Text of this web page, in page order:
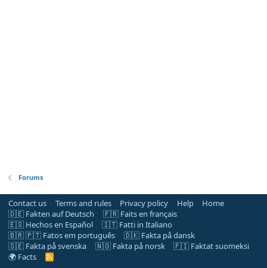
Forums
Contact us Terms and rules Privacy policy Help
Home
🇩🇪 Fakten auf Deutsch
🇫🇷 Faits en français
🇪🇸 Hechos en Español
🇮🇹 Fatti in Italiano
🇧🇷 🇵🇹 Fatos em português
🇩🇰 Fakta på dansk
🇸🇪 Fakta på svenska
🇳🇴 Fakta på norsk
🇫🇮 Faktat suomeksi
🌍 Facts
R